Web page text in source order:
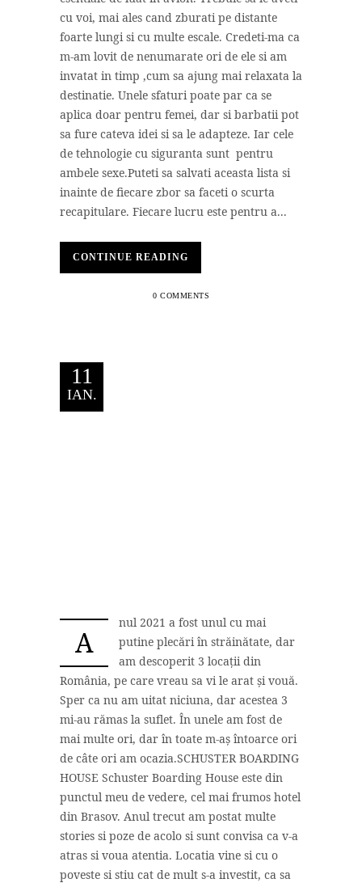
cu voi, mai ales cand zburati pe distante
foarte lungi si cu multe escale. Credeti-ma ca
m-am lovit de nenumarate ori de ele si am
invatat in timp ,cum sa ajung mai relaxata la
destinatie. Unele sfaturi poate par ca se
aplica doar pentru femei, dar si barbatii pot
sa fure cateva idei si sa le adapteze. Iar cele
de tehnologie cu siguranta sunt pentru
ambele sexe.Puteti sa salvati aceasta lista si
inainte de fiecare zbor sa faceti o scurta
recapitulare. Fiecare lucru este pentru a...
CONTINUE READING
0 COMMENTS
11
IAN.
A
nul 2021 a fost unul cu mai
putine plecări în străinătate, dar
am descoperit 3 locații din
România, pe care vreau sa vi le arat și vouă.
Sper ca nu am uitat niciuna, dar acestea 3
mi-au rămas la suflet. În unele am fost de
mai multe ori, dar în toate m-aș întoarce ori
de câte ori am ocazia.SCHUSTER BOARDING
HOUSE Schuster Boarding House este din
punctul meu de vedere, cel mai frumos hotel
din Brasov. Anul trecut am postat multe
stories si poze de acolo si sunt convisa ca v-a
atras si voua atentia. Locatia vine si cu o
poveste si stiu cat de mult s-a investit, ca sa